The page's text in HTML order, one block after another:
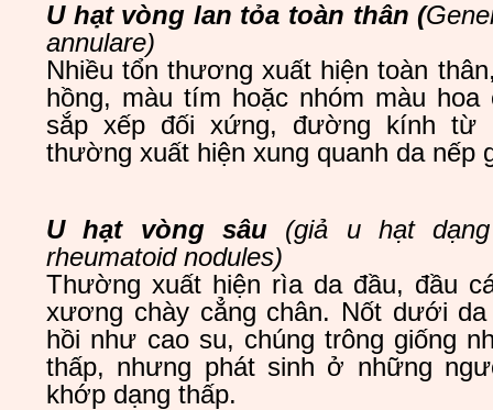
U hạt vòng lan tỏa toàn thân (
annulare)
Nhiều tổn thương xuất hiện toàn
hồng, màu tím hoặc nhóm màu
sắp xếp đối xứng, đường kính từ
thường xuất hiện xung quanh da nếp
U hạt vòng sâu(giả u hạt
rheumatoid nodules)
Thường xuất hiện rìa da đầu, đầu
xương chày cẳng chân. Nốt dưới
hồi như cao su, chúng trông giống
thấp, nhưng phát sinh ở những
khớp dạng thấp.